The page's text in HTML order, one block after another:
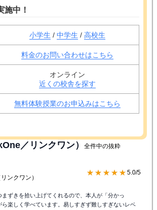
施中！
小学生 / 中学生 / 高校生
料金のお問い合わせはこちら
オンライン
近くの校舎を探す
無料体験授業のお申込みはこちら
／リンクワン） 全件中の抜粋
ンクワン）
★★★★★ 5.0/5
ずきを拾い上げてくれるので、本人が「分かっ
楽しく学べています。易しすぎず難しすぎないレベ